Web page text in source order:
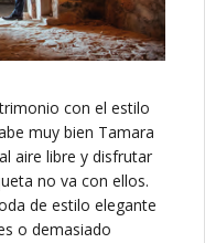
con el estilo
muy bien Tamara
aire libre y disfrutar
no va con ellos.
de estilo elegante
o demasiado